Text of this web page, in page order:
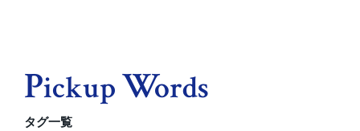
PIckupWOrds
タグ一覧